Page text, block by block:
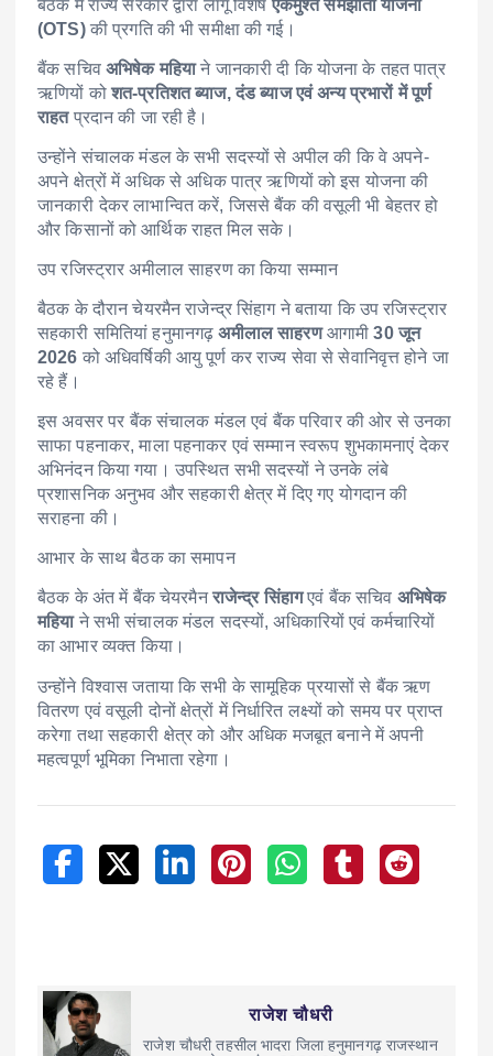
बैठक में राज्य सरकार द्वारा लागू विशेषएकमुश्त समझौता योजना
(OTS)की प्रगति की भी समीक्षा की गई।
बैंक सचिवअभिषेक महियाने जानकारी दी कि योजना के तहत पात्र
ऋणियों कोशत-प्रतिशत ब्याज, दंड ब्याज एवं अन्य प्रभारों में पूर्ण
राहतप्रदान की जा रही है।
उन्होंने संचालक मंडल के सभी सदस्यों से अपील की कि वे अपने-
अपने क्षेत्रों में अधिक से अधिक पात्र ऋणियों को इस योजना की
जानकारी देकर लाभान्वित करें, जिससे बैंक की वसूली भी बेहतर हो
और किसानों को आर्थिक राहत मिल सके।
उप रजिस्ट्रार अमीलाल साहरण का किया सम्मान
बैठक के दौरान चेयरमैन राजेन्द्र सिंहाग ने बताया कि उप रजिस्ट्रार
सहकारी समितियां हनुमानगढ़अमीलाल साहरणआगामी30 जून
2026 को अधिवर्षिकी आयु पूर्ण कर राज्य सेवा से सेवानिवृत्त होने जा
रहे हैं।
इस अवसर पर बैंक संचालक मंडल एवं बैंक परिवार की ओर से उनका
साफा पहनाकर, माला पहनाकर एवं सम्मान स्वरूप शुभकामनाएं देकर
अभिनंदन किया गया। उपस्थित सभी सदस्यों ने उनके लंबे
प्रशासनिक अनुभव और सहकारी क्षेत्र में दिए गए योगदान की
सराहना की।
आभार के साथ बैठक का समापन
बैठक के अंत में बैंक चेयरमैनराजेन्द्र सिंहागएवं बैंक सचिव अभिषेक
महियाने सभी संचालक मंडल सदस्यों, अधिकारियों एवं कर्मचारियों
का आभार व्यक्त किया।
उन्होंने विश्वास जताया कि सभी के सामूहिक प्रयासों से बैंक ऋण
वितरण एवं वसूली दोनों क्षेत्रों में निर्धारित लक्ष्यों को समय पर प्राप्त
करेगा तथा सहकारी क्षेत्र को और अधिक मजबूत बनाने में अपनी
महत्वपूर्ण भूमिका निभाता रहेगा।
राजेश चौधरी
राजेश चौधरी तहसील भादरा जिला हनुमानगढ़ राजस्थान